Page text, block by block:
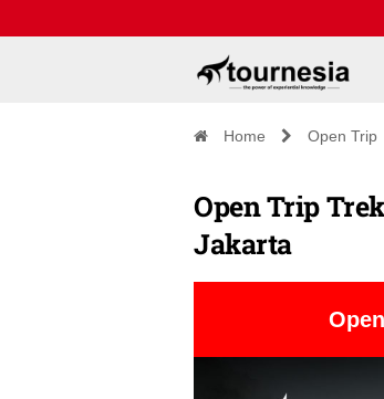
Home Open Trip
Open Trip
Jakarta